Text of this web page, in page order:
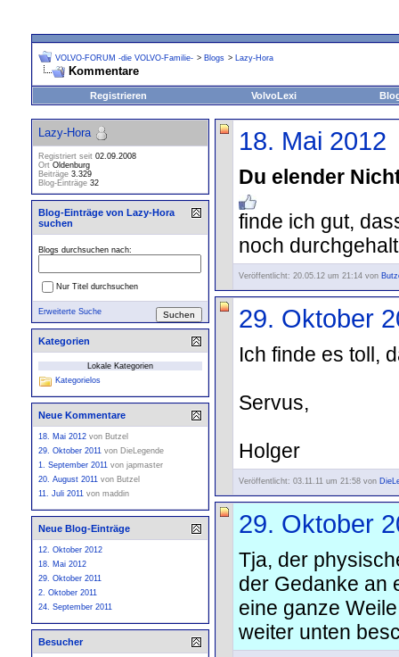
VOLVO-FORUM -die VOLVO-Familie- > Blogs > Lazy-Hora
Kommentare
Registrieren VolvoLexi
18. Mai 2012
Du elender
finde ich gut,
noch
Veröffentlicht: 20.05.12 um 21:14 von
29. Oktober
Ich finde es toll,
Servus,
Holger
Veröffentlicht: 03.11.11 um 21:58 von
29. Oktober
Tja, der
der Gedanke an
eine ganze
weiter unten
Lazy-Hora
Registriert seit 02.09.2008
Ort Oldenburg
Beiträge 3.329
Blog-Einträge 32
Blog-Einträge von Lazy-Hora
suchen
Blogs durchsuchen nach:
Nur Titel durchsuchen
Erweiterte Suche
Kategorien
Lokale Kategorien
Kategorielos
Neue Kommentare
18. Mai 2012 von Butzel
29. Oktober 2011 von DieLegende
1. September 2011 von japmaster
20. August 2011 von Butzel
11. Juli 2011 von maddin
Neue Blog-Einträge
12. Oktober 2012
18. Mai 2012
29. Oktober 2011
2. Oktober 2011
24. September 2011
Besucher